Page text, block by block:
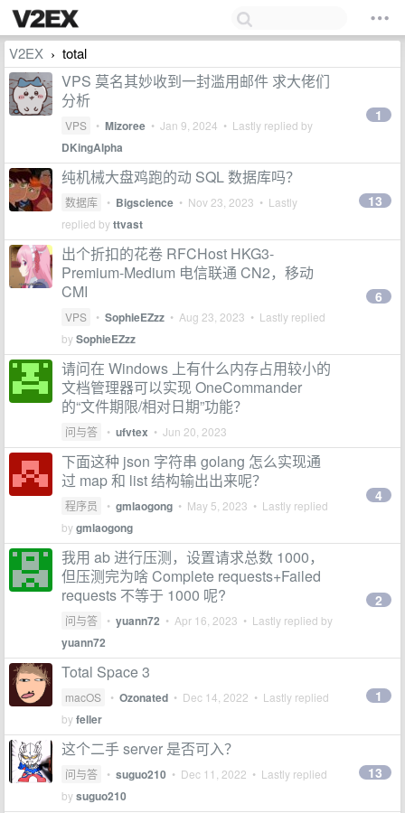
V2EX › total
VPS 莫名其妙收到一封滥用邮件 求大佬们
分析
VPS • Mizoree • Jan 9, 2024 • Lastly replied by
DKingAlpha
1
纯机械大盘鸡跑的动 SQL 数据库吗？
数据库 • Bigscience • Nov 23, 2023 • Lastly
replied byttvast
13
出个折扣的花卷 RFCHost HKG3-
Premium-Medium 电信联通 CN2，移动
CMI
VPS • SophieEZzz • Aug 23, 2023 • Lastly replied
bySophieEZzz
6
请问在 Windows 上有什么内存占用较小的
文档管理器可以实现 OneCommander
的“文件期限/相对日期”功能？
问与答 • ufvtex • Jun 20, 2023
下面这种 json 字符串 golang 怎么实现通
过 map 和 list 结构输出出来呢？
程序员 • gmlaogong • May 5, 2023 • Lastly replied
bygmlaogong
4
我用 ab 进行压测，设置请求总数 1000，
但压测完为啥 Complete requests+Failed
requests 不等于 1000 呢?
问与答 • yuann72 • Apr 16, 2023 • Lastly replied by
yuann72
2
Total Space 3
macOS • Ozonated • Dec 14, 2022 • Lastly replied
byfeller
1
这个二手 server 是否可入？
问与答 • suguo210 • Dec 11, 2022 • Lastly replied
bysuguo210
13